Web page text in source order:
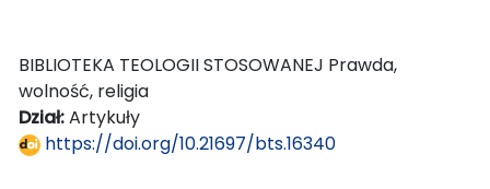
BIBLIOTEKA TEOLOGII STOSOWANEJ Prawda,
wolność, religia
Dział:Artykuły
https://doi.org/10.21697/bts.16340